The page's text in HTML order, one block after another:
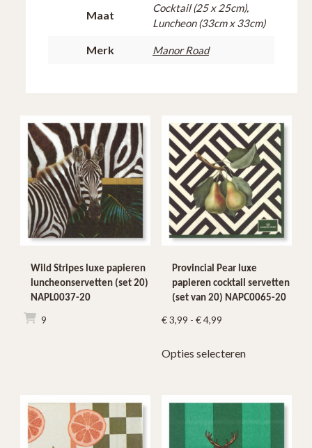
Maat
Cocktail (25 x 25cm),
Luncheon (33cm x 33cm)
Merk Manor Road
Wild Stripes luxe papieren
luncheonservetten (set 20)
NAPL0037-20
€4,99
Provincial Pear luxe
papieren cocktail servetten
(set van 20) NAPC0065-20
€3,99 - €4,99Prijsklasse:
tot
Opties selecterenproduct
variaties.
Deze